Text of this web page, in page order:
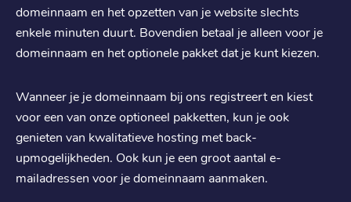
.dev
Registratie: € 10,09
€ 10,09
Verlengen: € 15,19
.vlaanderen
€ 19,29
domeinnaam en het opzetten van je website slechts
enkele minuten duurt. Bovendien betaal je alleen voor je
domeinnaam en het optionele pakket dat je kunt kiezen.
Wanneer je je domeinnaam bij ons registreert en kiest
voor een van onze optioneel pakketten, kun je ook
genieten van kwalitatieve hosting met back-
upmogelijkheden. Ook kun je een groot aantal e-
mailadressen voor je domeinnaam aanmaken.